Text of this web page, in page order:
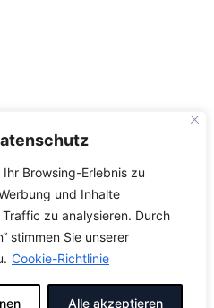
Browsing-Erlebnis zu
und Inhalte
zu analysieren. Durch
stimmen Sie unserer
Cookie-Richtlinie
Alle akzeptieren